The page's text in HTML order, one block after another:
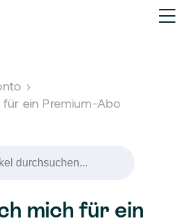
›
ein Premium-Abo
mich für ein